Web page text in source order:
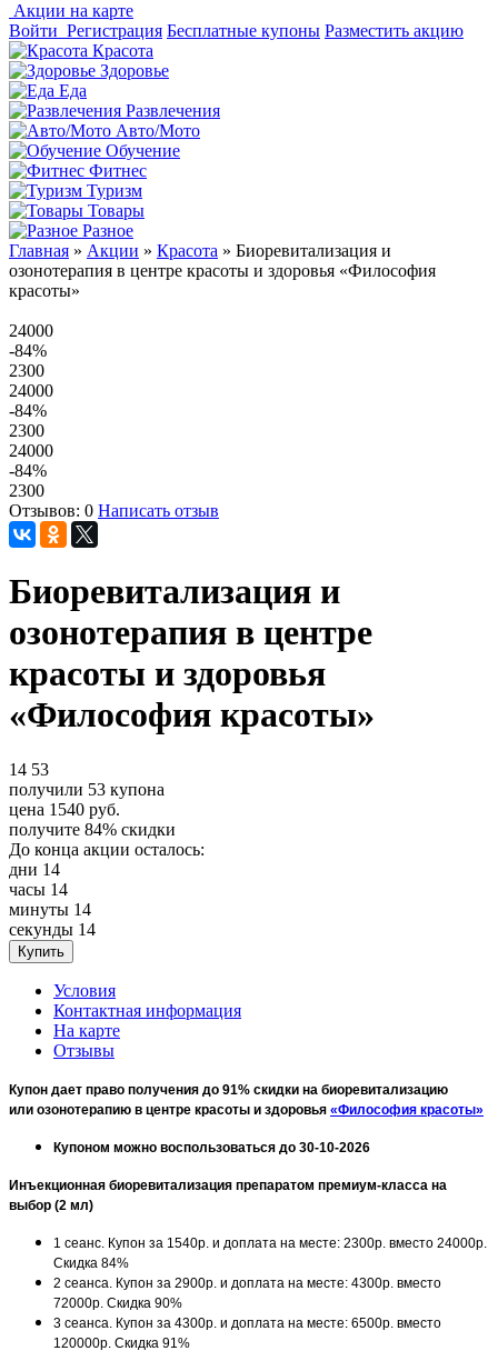
Акции на карте
Войти Регистрация Бесплатные купоны Разместить акцию
Красота
Здоровье
Еда
Развлечения
Авто/Мото
Обучение
Фитнес
Туризм
Товары
Разное
Главная » Акции » Красота » Биоревитализация и
озонотерапия в центре красоты и здоровья «Философия
красоты»
24000
-84%
2300
24000
-84%
2300
24000
-84%
2300
Отзывов: 0 Написать отзыв
Биоревитализация и
озонотерапия в центре
красоты и здоровья
«Философия красоты»
14 53
получили 53 купона
цена 1540 руб.
получите 84% скидки
До конца акции осталось:
дни 14
часы 14
минуты 14
секунды 14
Условия
Контактная информация
На карте
Отзывы
Купон дает право получения до 91% скидки на биоревитализацию
или озонотерапию в центре красоты и здоровья «Философия красоты»
Купоном можно воспользоваться до 30-10-2026
Инъекционная биоревитализация препаратом премиум-класса на
выбор (2 мл)
1 сеанс. Купон за 1540р. и доплата на месте: 2300р. вместо 24000р.
Скидка 84%
2 сеанса. Купон за 2900р. и доплата на месте: 4300р. вместо
72000р. Скидка 90%
3 сеанса. Купон за 4300р. и доплата на месте: 6500р. вместо
120000р. Скидка 91%